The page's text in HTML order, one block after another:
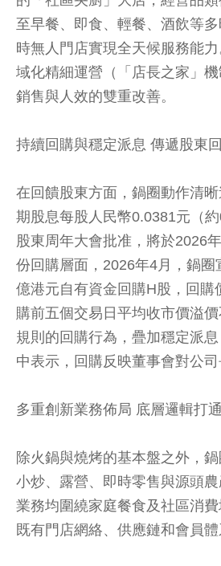
至早餐、即食、輕餐、酒飲等
時無人門店實現全天候服務能
域化精細運營（「店長之家」
銷售與人效的雙重改善。
持續回購與穩定派息 傳遞股東
在回饋股東方面，鍋圈動作清
期股息每股人民幣0.0381元（
股東周年大會批准，將於2026
份回購層面，2026年4月，鍋圈
億港元自有資金回購H股，回購
購前五個交易日平均收市價溢
規則的回購行為，疊加穩定派
中表示，回購反映董事會對公司
多重創新業務佈局 底層邏輯打
除火鍋與燒烤的基本盤之外，
小炒、露營、即時零售與源頭
業務均圍繞家庭餐食及社區消
既有門店網絡、供應鏈和會員體